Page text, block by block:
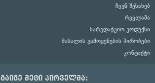
ჩვენ შესახებ
რეკლამა
სარედაქციო კოდექსი
მასალის გამოყენების პირობები
კონტაქტი
გაიგე მეტი პირველმა: